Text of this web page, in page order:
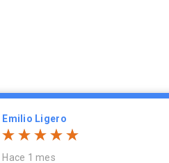
Emilio Ligero
Hace 1 mes